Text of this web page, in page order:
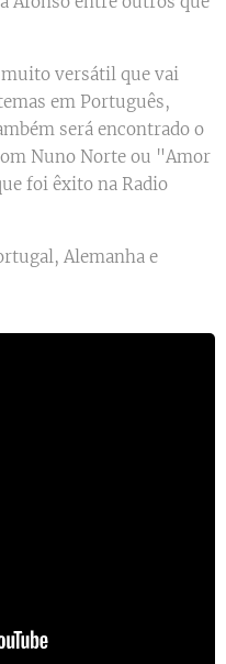
versátil que vai
em Português,
será encontrado o
Nuno Norte ou "Amor
foi êxito na Radio
Alemanha e